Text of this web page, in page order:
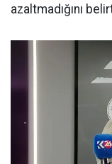
azaltmadığını